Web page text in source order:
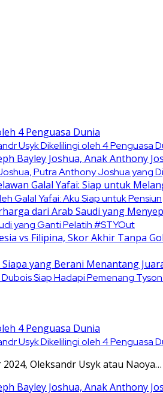
Usyk Dikelilingi oleh 4 Penguasa
Putra Anthony Joshua yang
Galal Yafai: Aku Siap untuk Pensiun
yang Ganti Pelatih #STYOut
Siap Hadapi Pemenang Tyson
Usyk Dikelilingi oleh 4 Penguasa
Oleksandr Usyk atau Naoya…